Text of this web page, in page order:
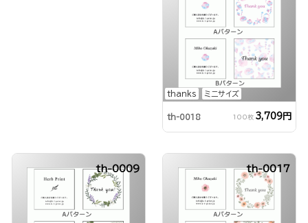
thanks ミニサイズ
th-0018 100枚 3,709円
th-0009 th-0017